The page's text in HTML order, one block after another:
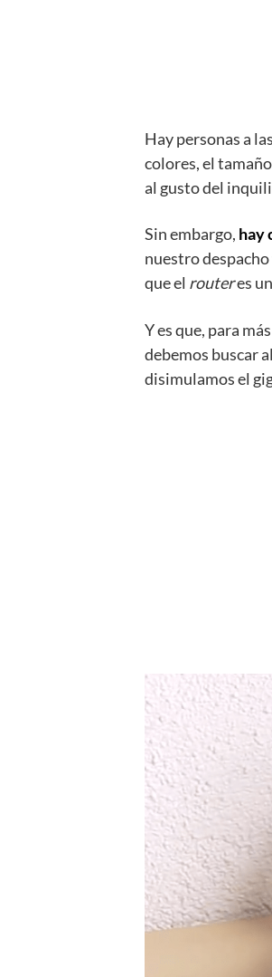
Hay personas a
colores, el
al gusto del
Sin embargo, hay
nuestro
que el routeres
Y es que, para
debemos buscar
disimulamos el